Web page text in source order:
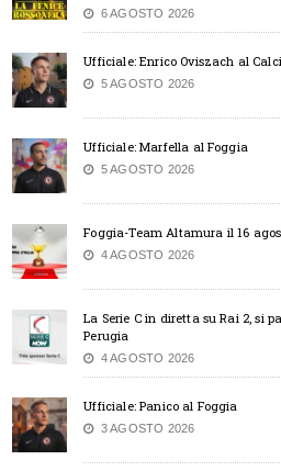
6 AGOSTO 2026
Ufficiale: Enrico Oviszach al
5 AGOSTO 2026
Ufficiale: Marfella al Foggia
5 AGOSTO 2026
Foggia-Team Altamura il 16
4 AGOSTO 2026
La Serie C in diretta su Rai 2, si
Perugia
4 AGOSTO 2026
Ufficiale: Panico al Foggia
3 AGOSTO 2026